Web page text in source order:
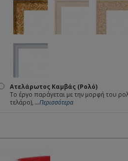
Ατελάρωτος Καμβάς (Ρολό)
Το έργο παράγεται με την μορφή του
τελάρο), ...Περισσότερα